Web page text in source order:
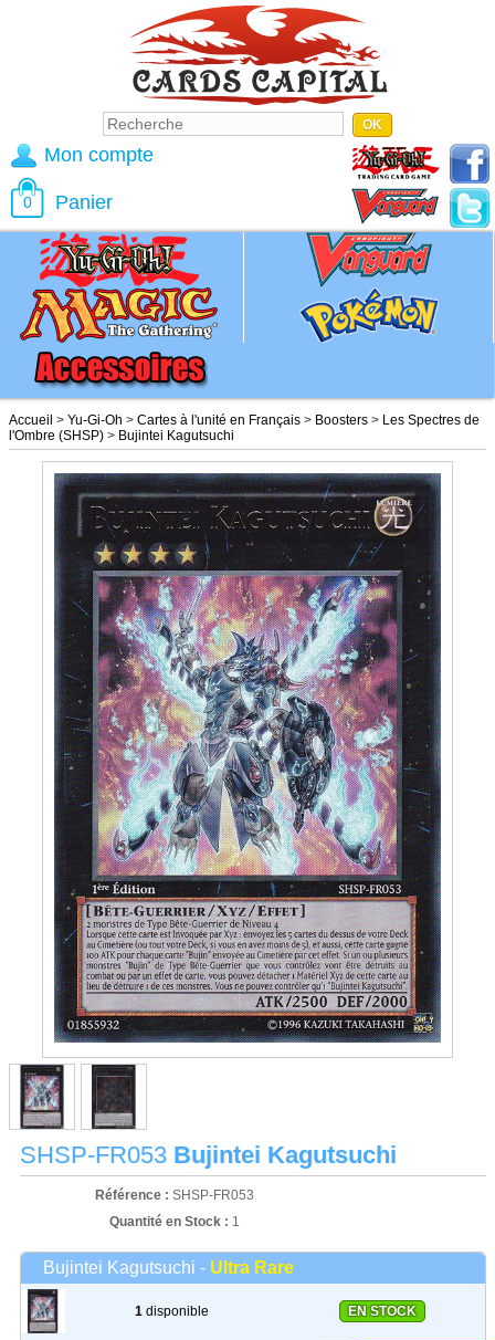
Accueil > Yu-Gi-Oh > Cartes à l'unité en Français > Boosters > Les Spectres de
l'Ombre (SHSP) > Bujintei Kagutsuchi
SHSP-FR053 Bujintei Kagutsuchi
Référence : SHSP-FR053
Quantité en Stock : 1
Bujintei Kagutsuchi - Ultra Rare
1 disponible EN STOCK
Mon compte
0 Panier